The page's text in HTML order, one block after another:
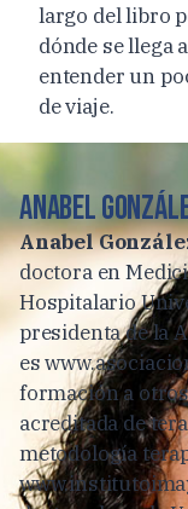
largo del libro
dónde se llega
entender un
de viaje.
Anabel
Anabel
doctora en
Hospitalario
presidenta de la
es
formación a
acreditada de
metodología